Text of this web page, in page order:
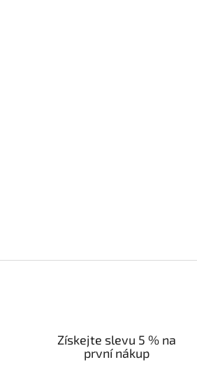
Získejte slevu 5 % na
první nákup